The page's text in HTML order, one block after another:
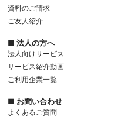
資料のご請求
ご友人紹介
■ 法人の方へ
法人向けサービス
サービス紹介動画
ご利用企業一覧
■ お問い合わせ
よくあるご質問